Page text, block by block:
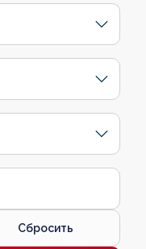
Сбросить